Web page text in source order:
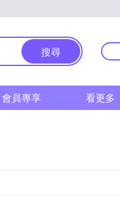
搜尋
會員專享 看更多